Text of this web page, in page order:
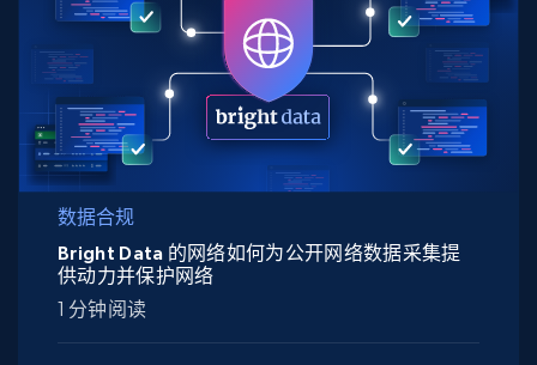
数据合规
Bright Data 的网络如何为公开网络数据采集提
供动力并保护网络
1 分钟阅读